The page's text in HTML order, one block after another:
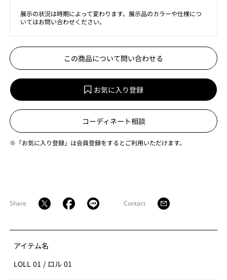
展示の状況は時期によって変わります。展示品のカラーや仕様につ
いてはお問い合わせください。
この商品について問い合わせる
お気に入り登録
コーディネート相談
※「お気に入り登録」は会員登録をするとご利用いただけます。
Share Contact
アイテム名
LOLL 01 / ロル 01